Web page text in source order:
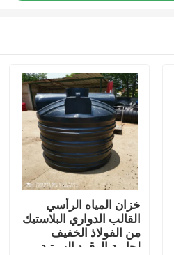
خزان المياه الرأسي
القالب الدواري البلاستيك
من الفولاذ الخفيف
لحاوية الوقود السبتية